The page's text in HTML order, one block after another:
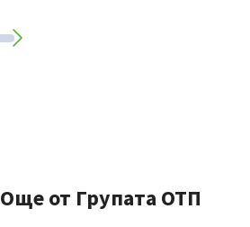
Още от Групата ОТП